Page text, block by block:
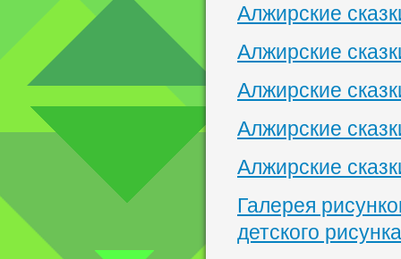
Алжирские
Алжирские
Алжирские
Алжирские
Алжирские
Галерея
детского